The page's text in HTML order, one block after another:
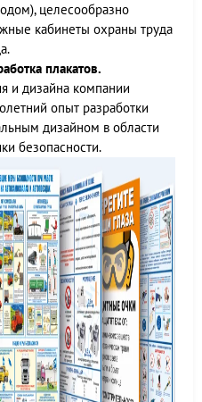
целесообразно
кабинеты охраны труда
плакатов.
и дизайна компании
опыт разработки
дизайном в области
безопасности.